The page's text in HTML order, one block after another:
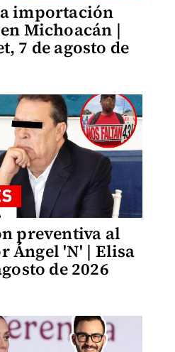
importación
Michoacán |
7 de agosto de
preventiva al
Ángel 'N' | Elisa
de 2026